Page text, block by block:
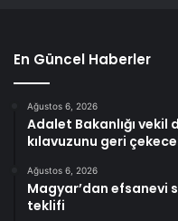
En Güncel Haberler
Ağustos 6, 2026
Adalet Bakanlığı vekil
kılavuzunu geri
Ağustos 6, 2026
Magyar’dan efsanevi
teklifi